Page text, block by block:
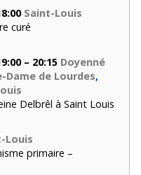
Saint-Louis
curé
– 20:15 Doyenné
Dame de Lourdes,
Delbrêl à Saint Louis
Louis
primaire –